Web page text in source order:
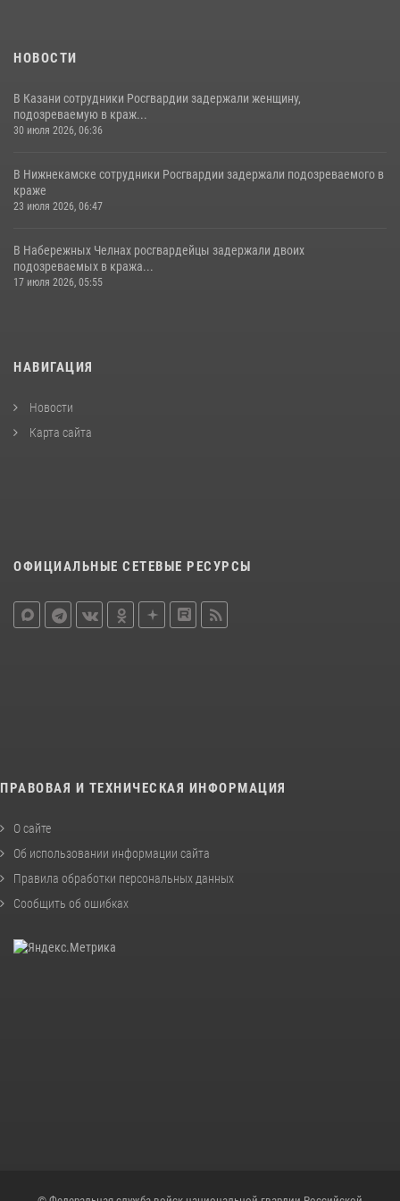
НОВОСТИ
В Казани сотрудники Росгвардии задержали женщину,
подозреваемую в краж...
30 июля 2026, 06:36
В Нижнекамске сотрудники Росгвардии задержали подозреваемого в
краже
23 июля 2026, 06:47
В Набережных Челнах росгвардейцы задержали двоих
подозреваемых в кража...
17 июля 2026, 05:55
НАВИГАЦИЯ
Новости
Карта сайта
ОФИЦИАЛЬНЫЕ СЕТЕВЫЕ РЕСУРСЫ
ПРАВОВАЯ И ТЕХНИЧЕСКАЯ ИНФОРМАЦИЯ
О сайте
Об использовании информации сайта
Правила обработки персональных данных
Сообщить об ошибках